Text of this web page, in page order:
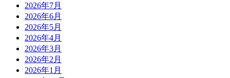
2026年7月
2026年6月
2026年5月
2026年4月
2026年3月
2026年2月
2026年1月